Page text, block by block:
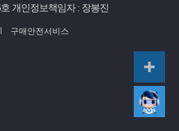
개인정보책임자 : 장봉진
구매안전서비스